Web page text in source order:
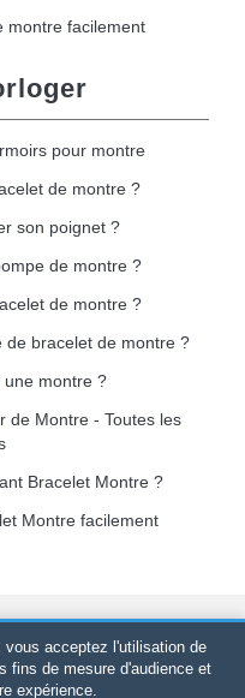
montre facilement
pour montre
de montre ?
son poignet ?
de montre ?
de montre ?
de bracelet de montre ?
une montre ?
de Montre - Toutes les
Bracelet Montre ?
Montre facilement
droits réservés-SIRET
: BP 20075 - 31121
-Vente en ligne
acceptez l'utilisation de
fins de mesure d'audience et
expérience.